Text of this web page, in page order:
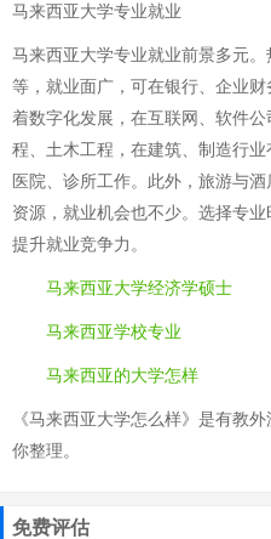
马来西亚大学专业就业
马来西亚大学专业就业前景多元
等，就业面广，可在银行、企业
着数字化发展，在互联网、软件
程、土木工程，在建筑、制造行
医院、诊所工作。此外，旅游与
资源，就业机会也不少。选择专
提升就业竞争力。
马来西亚大学经济学硕士
马来西亚学校专业
马来西亚的大学怎样
《马来西亚大学怎么样》是有教
你整理。
免费评估